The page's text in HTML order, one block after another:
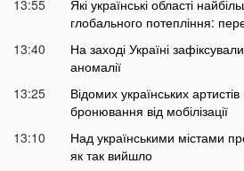
13:55
Які українські області
глобального потепління:
13:40
На заході Україні
аномалії
13:25
Відомих українських
бронювання від мобілізації
13:10
Над українськими містами
як так вийшло